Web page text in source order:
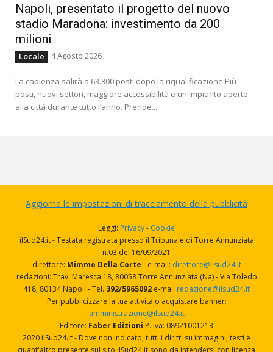
Napoli, presentato il progetto del nuovo
stadio Maradona: investimento da 200
milioni
Locale 4 Agosto 2026
La capienza salirà a 63.300 posti dopo la riqualificazione Più
posti, nuovi settori, maggiore accessibilità e un impianto aperto
alla città durante tutto l’anno. Prende...
Aggiorna le impostazioni di tracciamento della pubblicità
Leggi: Privacy- Cookie
ilSud24.it - Testata registrata presso il Tribunale di Torre Annunziata
n.03 del 16/09/2021
direttore: Mimmo Della Corte - e-mail: direttore@ilsud24.it
redazioni: Trav. Maresca 18, 80058 Torre Annunziata (Na) - Via Toledo
418, 80134 Napoli - Tel. 392/5965092 e-mail redazione@ilsud24.it
Per pubblicizzare la tua attività o acquistare banner:
amministrazione@ilsud24.it
Editore: Faber Edizioni P. Iva: 08921001213
2020 ilSud24.it - Dove non indicato, tutti i diritti su immagini, testi e
quant'altro presente sul sito ilSud24.it sono da intendersi con licenza